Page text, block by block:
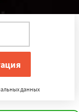
данных